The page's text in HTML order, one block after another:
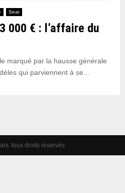
Seat
000 € : l’affaire du
marqué par la hausse générale
qui parviennent à se...
tous droits réservés